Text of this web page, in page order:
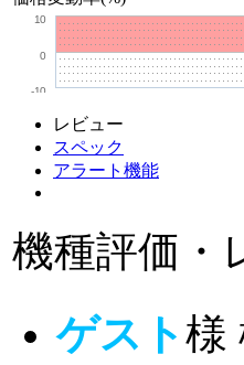
-10
0
10
レビュー
スペック
アラート機能
機種評価・
ゲスト様